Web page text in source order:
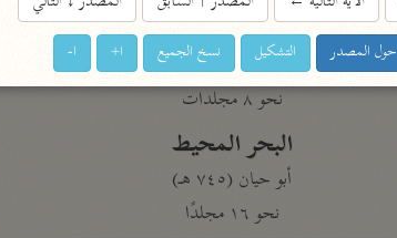
المحرر الوجيز
ابن عطية (٥٤٦ هـ)
نحو ٨ مجلدات
البحر المحيط
أبو حيان (٧٤٥ هـ)
نحو ١٦ مجلدًا
حول المصدر التشكيل نسخ الجميع ا+ ا-